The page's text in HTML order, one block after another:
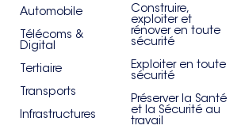
Automobile
Télécoms &
Digital
Tertiaire
Transports
Infrastructures
Construire,
exploiter et
rénover en toute
sécurité
Exploiter en toute
sécurité
Préserver la Santé
et la Sécurité au
travail